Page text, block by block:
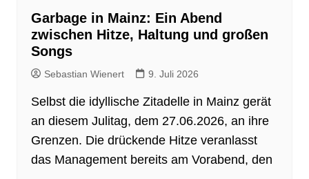
Garbage in Mainz: Ein Abend
zwischen Hitze, Haltung und großen
Songs
Sebastian Wienert 9. Juli 2026
Selbst die idyllische Zitadelle in Mainz gerät
an diesem Julitag, dem 27.06.2026, an ihre
Grenzen. Die drückende Hitze veranlasst
das Management bereits am Vorabend, den